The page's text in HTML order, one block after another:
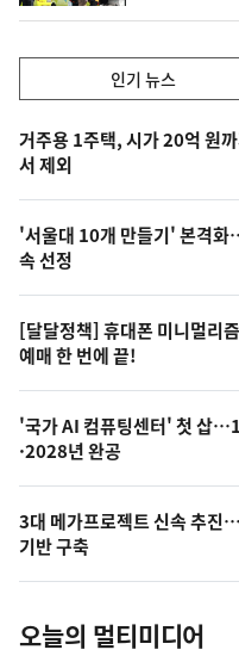
기,
최
신,
오
늘
의
영
상
오
늘
사
진
인기 뉴스
기
뉴
스
거주용 1주택, 시가 20억 원
서 제외
'서울대 10개 만들기' 본격화
속 선정
[달달정책] 휴대폰 미니멀리
예매 한 번에 끝!
'국가 AI 컴퓨팅센터' 첫 삽
·2028년 완공
3대 메가프로젝트 신속 추진
기반 구축
오늘의 멀티미디어